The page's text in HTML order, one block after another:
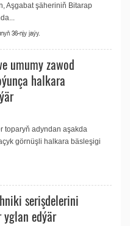
Aşgabat şäheriniň Bitarap
36-njy jaýy.
umumy zawod
halkara
toparyň adyndan aşakda
görnüşli halkara bäsleşigi
serişdelerini
edýär